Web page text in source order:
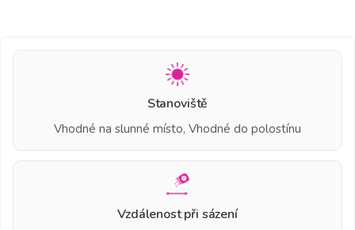
Stanoviště
Vhodné na slunné místo, Vhodné do polostínu
Vzdálenost při sázení